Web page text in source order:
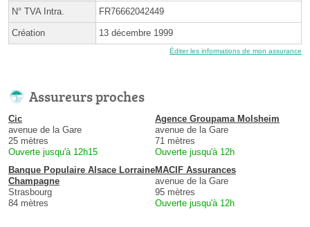
N° TVA Intra. FR76662042449
Création 13 décembre 1999
Éditer les informations de mon assurance
Assureurs proches
Cic
avenue de la Gare
25 mètres
Ouverte jusqu'à 12h15
Agence Groupama Molsheim
avenue de la Gare
71 mètres
Ouverte jusqu'à 12h
Banque Populaire Alsace Lorraine
Champagne
Strasbourg
84 mètres
MACIF Assurances
avenue de la Gare
95 mètres
Ouverte jusqu'à 12h